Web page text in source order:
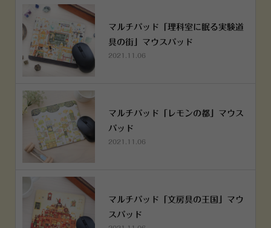
マルチパッド「理科室に眠る実験道
具の街」マウスパッド
2021.11.06
マルチパッド「レモンの都」マウス
パッド
2021.11.06
マルチパッド「文房具の王国」マウ
スパッド